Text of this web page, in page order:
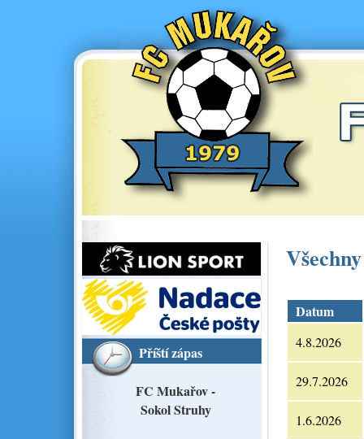
Příští zápas
FC Mukařov -
Sokol Struhy
Datum
4.8.2026
29.7.2026
1.6.2026